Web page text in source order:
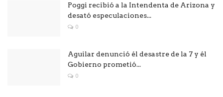
Poggi recibió a la Intendenta de Arizona y
desató especulaciones...
0
Aguilar denunció él desastre de la 7 y él
Gobierno prometió...
0